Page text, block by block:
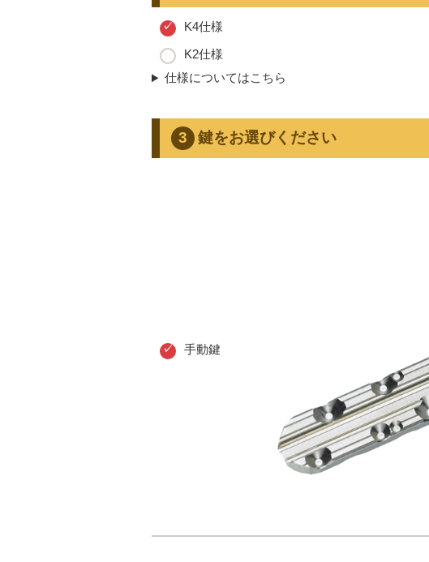
K4仕様
K2仕様
仕様についてはこちら
鍵をお選びください
手動鍵